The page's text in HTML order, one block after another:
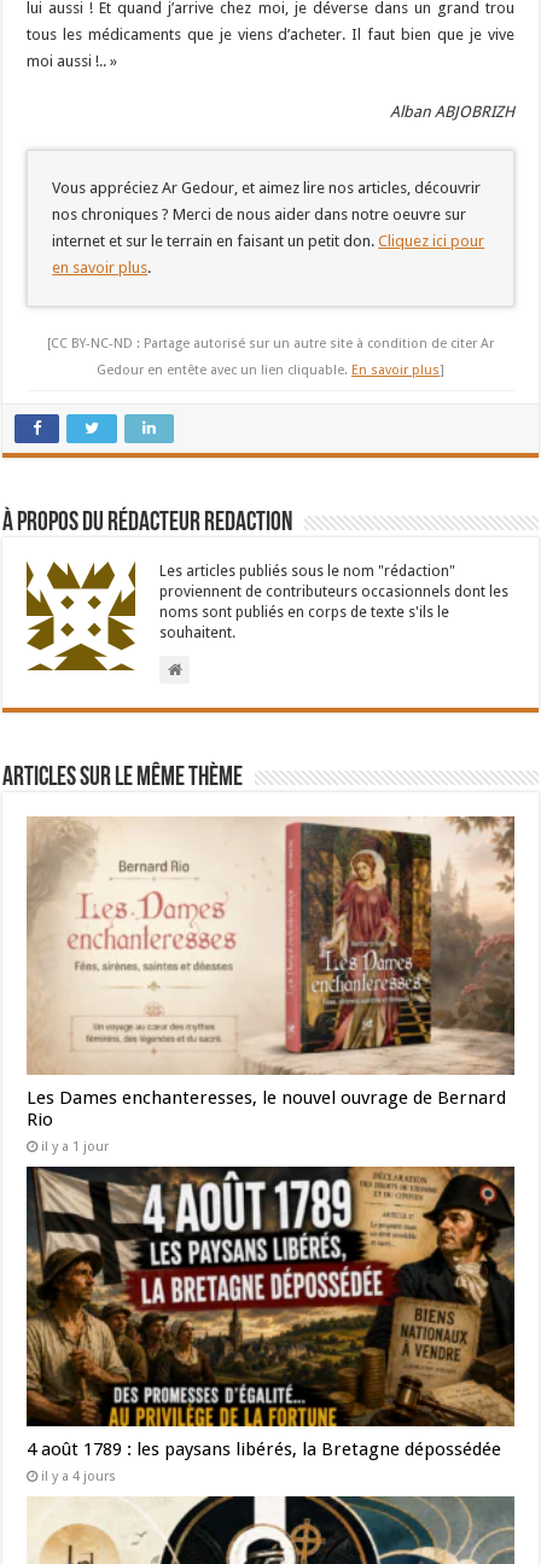
lui aussi ! Et quand j’arrive chez moi, je déverse dans un grand trou
tous les médicaments que je viens d’acheter. Il faut bien que je vive
moi aussi !.. »
Alban ABJOBRIZH
Vous appréciez Ar Gedour, et aimez lire nos articles, découvrir
nos chroniques ? Merci de nous aider dans notre oeuvre sur
internet et sur le terrain en faisant un petit don.Cliquez ici pour
en savoir plus.
[CC BY-NC-ND : Partage autorisé sur un autre site à condition de citer Ar
Gedour en entête avec un lien cliquable. En savoir plus]
À propos du rédacteur Redaction
Les articles publiés sous le nom "rédaction"
proviennent de contributeurs occasionnels dont les
noms sont publiés en corps de texte s'ils le
souhaitent.
Articles sur le même thème
Les Dames enchanteresses, le nouvel ouvrage de Bernard
Rio
il y a 1 jour
4 août 1789 : les paysans libérés, la Bretagne dépossédée
il y a 4 jours